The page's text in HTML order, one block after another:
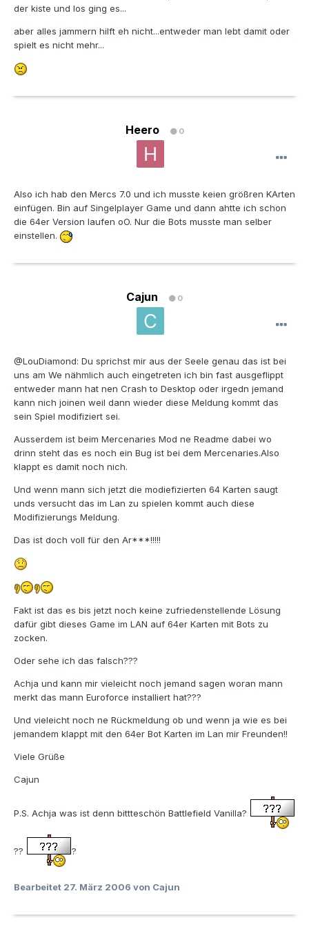
der kiste und los ging es...
aber alles jammern hilft eh nicht...entweder man lebt damit oder
spielt es nicht mehr...
Heero 0
Also ich hab den Mercs 7.0 und ich musste keien größren KArten
einfügen. Bin auf Singelplayer Game und dann ahtte ich schon
die 64er Version laufen oO. Nur die Bots musste man selber
einstellen.
Cajun 0
@LouDiamond: Du sprichst mir aus der Seele genau das ist bei
uns am We nähmlich auch eingetreten ich bin fast ausgeflippt
entweder mann hat nen Crash to Desktop oder irgedn jemand
kann nich joinen weil dann wieder diese Meldung kommt das
sein Spiel modifiziert sei.
Ausserdem ist beim Mercenaries Mod ne Readme dabei wo
drinn steht das es noch ein Bug ist bei dem Mercenaries.Also
klappt es damit noch nich.
Und wenn mann sich jetzt die modiefizierten 64 Karten saugt
unds versucht das im Lan zu spielen kommt auch diese
Modifizierungs Meldung.
Das ist doch voll für den Ar***!!!!!
Fakt ist das es bis jetzt noch keine zufriedenstellende Lösung
dafür gibt dieses Game im LAN auf 64er Karten mit Bots zu
zocken.
Oder sehe ich das falsch???
Achja und kann mir vieleicht noch jemand sagen woran mann
merkt das mann Euroforce installiert hat???
Und vieleicht noch ne Rückmeldung ob und wenn ja wie es bei
jemandem klappt mit den 64er Bot Karten im Lan mir Freunden!!
Viele Grüße
Cajun
P.S. Achja was ist denn bittteschön Battlefield Vanilla?
?? ?
Bearbeitet 27. März 2006 von Cajun